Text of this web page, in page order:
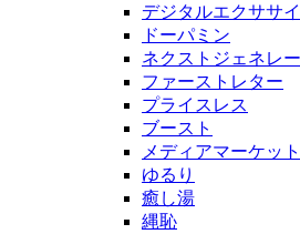
デジタルエクササ
ドーパミン
ネクストジェネレ
ファーストレター
プライスレス
ブースト
メディアマーケッ
ゆるり
癒し湯
縄恥